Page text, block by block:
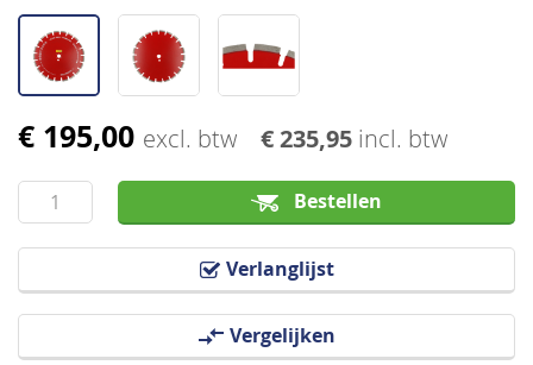
€ 195,00 excl. btw € 235,95 incl. btw
Bestellen
Verlanglijst
Vergelijken
Ga
het
begin
van